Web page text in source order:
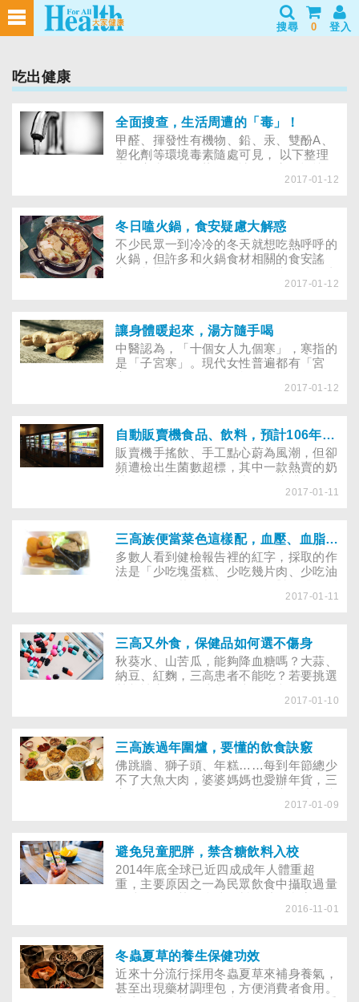
搜尋 0 登入
吃出健康
全面搜查，生活周遭的「毒」！
甲醛、揮發性有機物、鉛、汞、雙酚A、
塑化劑等環境毒素隨處可見， 以下整理
2017-01-12
冬日嗑火鍋，食安疑慮大解惑
不少民眾一到冷冷的冬天就想吃熱呼呼的
火鍋，但許多和火鍋食材相關的食安謠
的、哪些只是迷思？以下為您一一破解！
2017-01-12
讓身體暖起來，湯方隨手喝
中醫認為，「十個女人九個寒」，寒指的
是「子宮寒」。現代女性普遍都有「宮
手腳冰冷更是嚴重，想要遠離經痛、迎來
2017-01-12
自動販賣機食品、飲料，預計106年2月納管
販賣機手搖飲、手工點心蔚為風潮，但卻
頻遭檢出生菌數超標，其中一款熱賣的奶
工摳腳等狀況，衛生品質堪慮。為確保消
管理指引》草案，統整相關法規作為未來
管理準則，亦讓業者清楚該遵循的方向。
2017-01-11
三高族便當菜色這樣配，血壓、血脂更好控制
多數人看到健檢報告裡的紅字，採取的作
法是「少吃塊蛋糕、少吃幾片肉、少吃油
惡化的外食環境，還能怎麼做，讓三高不
依舊逐年增加，沒有受到控制。儘管多數
人都知道怎麼吃最健康，但外食幾乎難以
掌控，第一，油、鹽、糖的含量不能調
整；第二，很多人覺得健康食物不好吃，
不願選健康食物。久而久之，「外食」跟
裡，一天至少2餐外食的營養專家，看營
養專家用了什麼方法，讓自己即使外食，
仍保持健康。
2017-01-11
三高又外食，保健品如何選不傷身
秋葵水、山苦瓜，能夠降血糖嗎？大蒜、
納豆、紅麴，三高患者不能吃？若要挑選
年才32歲，就罹患第二型糖尿病。小文聽
覺得沒什麼效果，就不肯喝了。小文聽了
很納悶，為什麼同事60歲的媽媽喝了有
用，男友卻沒效？擔心男友健康的她，不
知還能買什麼營養補充品，幫男友調理身
2017-01-10
三高族過年圍爐，要懂的飲食訣竅
佛跳牆、獅子頭、年糕……每到年節總少
不了大魚大肉，婆婆媽媽也愛辦年貨，三
吃？農曆過年是臺灣人最大的傳統節慶，
肌梗塞危機，其實只要平時飲食確實控
制，減少不適合食物的頻率或分量，就不
會因過分貪口而傷了身體，可以與家人開
心享用圍爐大餐！
2017-01-09
避免兒童肥胖，禁含糖飲料入校
2014年底全球已近四成成年人體重超
重，主要原因之一為民眾飲食中攝取過量
胖。WHO呼籲各國若將含糖飲料售價提
愈來愈多國家禁止含糖飲品進入校園。
2016-11-01
冬蟲夏草的養生保健功效
近來十分流行採用冬蟲夏草來補身養氣，
甚至出現藥材調理包，方便消費者食用。